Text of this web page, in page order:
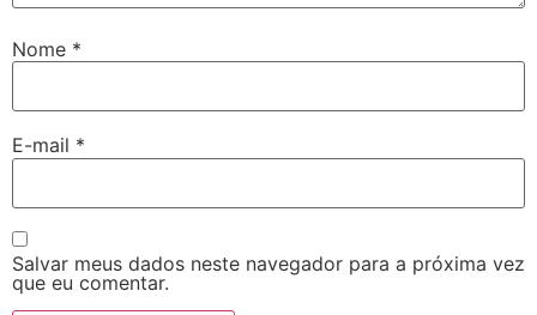
Nome *
E-mail *
Salvar meus dados neste navegador para a próxima vez
que eu comentar.